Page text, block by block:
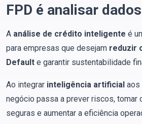
FPD é analisar dados
A análise de crédito inteligente é
para empresas que desejam reduzir
Default e garantir sustentabilidade
Ao integrar inteligência artificial aos
negócio passa a prever riscos, tomar
seguras e aumentar a eficiência